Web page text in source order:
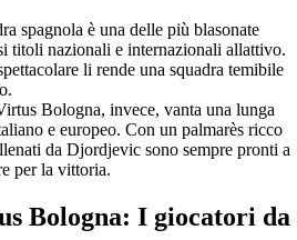
spagnola è una delle più blasonate
titoli nazionali e internazionali allattivo.
li rende una squadra temibile
Bologna, invece, vanta una lunga
e europeo. Con un palmarès ricco
da Djordjevic sono sempre pronti a
per la vittoria.
Bologna: I giocatori da